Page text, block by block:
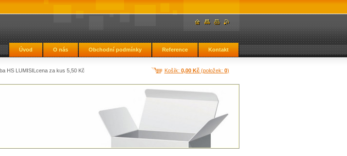
Úvod O nás Obchodní podmínky Reference Kontakt
Košík: 0,00 Kč(položek: 0)
HS LUMISILcena za kus 5,50 Kč